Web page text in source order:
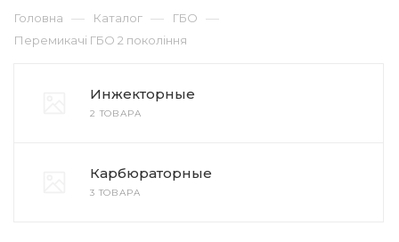
Головна — Каталог — ГБО —
Перемикачі ГБО 2 покоління
Инжекторные
2 ТОВАРА
Карбюраторные
3 ТОВАРА